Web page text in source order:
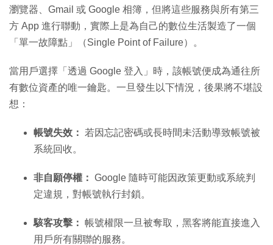
瀏覽器、Gmail 或 Google 相簿，但將這些服務與所有第三
方 App 進行聯動，實際上是為自己的數位生活製造了一個
「單一故障點」（Single Point of Failure）。
當用戶選擇「透過 Google 登入」時，該帳號便成為通往所
有數位資產的唯一鑰匙。一旦發生以下情況，後果將不堪設
想：
帳號失效：
若因忘記密碼或長時間未活動導致帳號被
系統回收。
非自願停權： Google 隨時可能因政策更動或系統判
定違規，對帳號執行封鎖。
駭客攻擊： 帳號權限一旦被奪取，黑客將能直接進入
用戶所有關聯的服務。